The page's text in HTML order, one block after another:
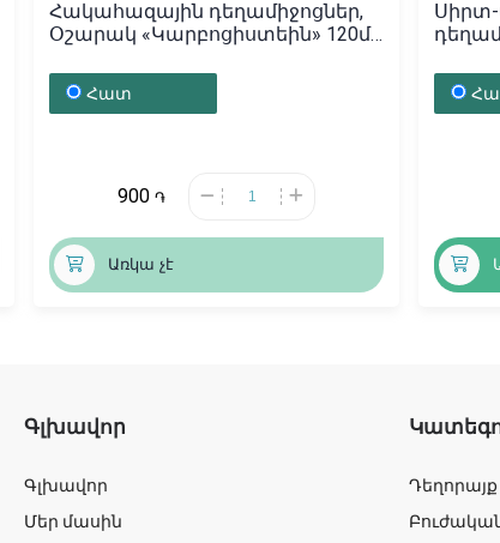
Հակահազային դեղամիջոցներ,
Օշարակ «Կարբոցիստեին» 120մլ,
Հատ
900 ֏
Առկա չէ
Գլխավոր
Գլխավոր
Մեր մասին
Դեղորայք